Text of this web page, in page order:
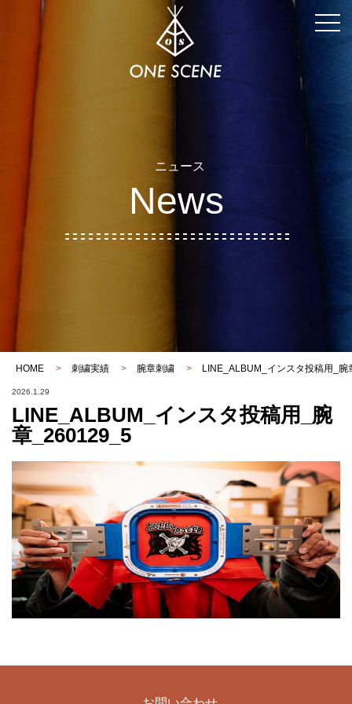
ニュース
News
HOME > 刺繍実績 > 腕章刺繍 > LINE_ALBUM_インスタ投稿用_
2026.1.29
LINE_ALBUM_インスタ投稿用_腕
章_260129_5